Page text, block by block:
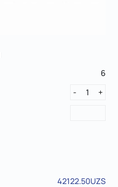
6
- 1
+
42122.50UZS